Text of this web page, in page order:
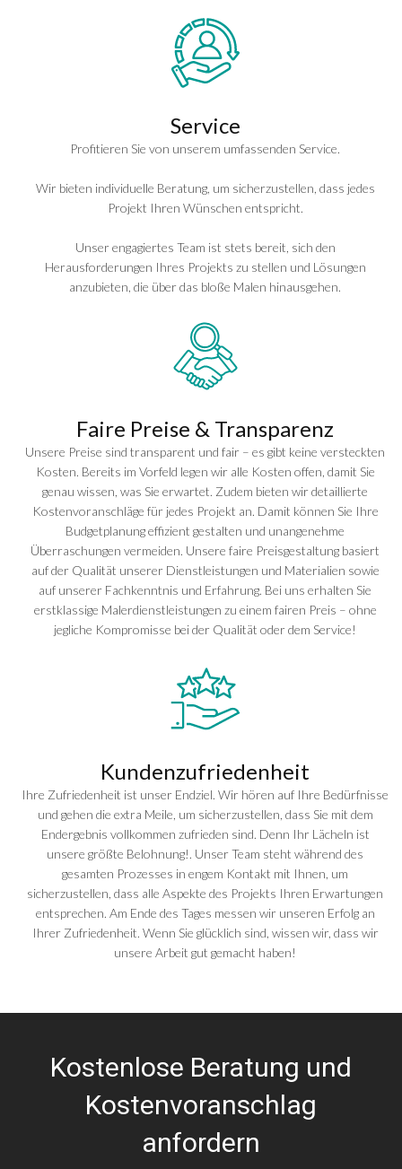
Service
Profitieren Sie von unserem umfassenden Service.
Wir bieten individuelle Beratung, um sicherzustellen, dass jedes
Projekt Ihren Wünschen entspricht.
Unser engagiertes Team ist stets bereit, sich den
Herausforderungen Ihres Projekts zu stellen und Lösungen
anzubieten, die über das bloße Malen hinausgehen.
Faire Preise & Transparenz
Unsere Preise sind transparent und fair – es gibt keine versteckten
Kosten. Bereits im Vorfeld legen wir alle Kosten offen, damit Sie
genau wissen, was Sie erwartet. Zudem bieten wir detaillierte
Kostenvoranschläge für jedes Projekt an. Damit können Sie Ihre
Budgetplanung effizient gestalten und unangenehme
Überraschungen vermeiden. Unsere faire Preisgestaltung basiert
auf der Qualität unserer Dienstleistungen und Materialien sowie
auf unserer Fachkenntnis und Erfahrung. Bei uns erhalten Sie
erstklassige Malerdienstleistungen zu einem fairen Preis – ohne
jegliche Kompromisse bei der Qualität oder dem Service!
Kundenzufriedenheit
Ihre Zufriedenheit ist unser Endziel. Wir hören auf Ihre Bedürfnisse
und gehen die extra Meile, um sicherzustellen, dass Sie mit dem
Endergebnis vollkommen zufrieden sind. Denn Ihr Lächeln ist
unsere größte Belohnung!. Unser Team steht während des
gesamten Prozesses in engem Kontakt mit Ihnen, um
sicherzustellen, dass alle Aspekte des Projekts Ihren Erwartungen
entsprechen. Am Ende des Tages messen wir unseren Erfolg an
Ihrer Zufriedenheit. Wenn Sie glücklich sind, wissen wir, dass wir
unsere Arbeit gut gemacht haben!
Kostenlose Beratung und
Kostenvoranschlag
anfordern